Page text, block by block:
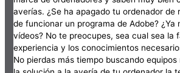
averías. ¿Se ha apagado tu ordenador de
de funcionar un programa de Adobe? ¿Ya
vídeos? No te preocupes, sea cual sea la
experiencia y los conocimientos
No pierdas más tiempo buscando